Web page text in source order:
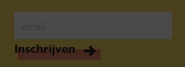
Inschrijven